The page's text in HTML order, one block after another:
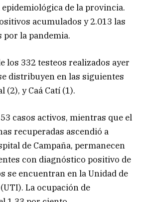
de la provincia.
acumulados y 2.013 las
por la pandemia.
los 332 testeos realizados ayer
distribuyen en las siguientes
(2), y Caá Catí (1).
casos activos, mientras que el
recuperadas ascendió a
de Campaña, permanecen
con diagnóstico positivo de
se encuentran en la Unidad de
La ocupación de